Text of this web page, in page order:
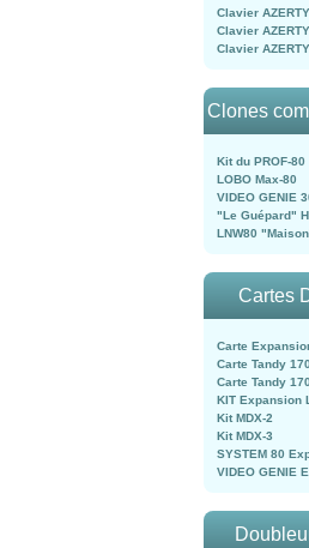
Clavier
Clavier
Clavier
Clones
Kit du PROF-80
LOBO Max-80
VIDEO GENIE
"Le Guépard"
LNW80
Cartes
Carte
Carte Tandy
Carte Tandy
KIT Expansion
Kit MDX-2
Kit MDX-3
SYSTEM 80
VIDEO GENIE